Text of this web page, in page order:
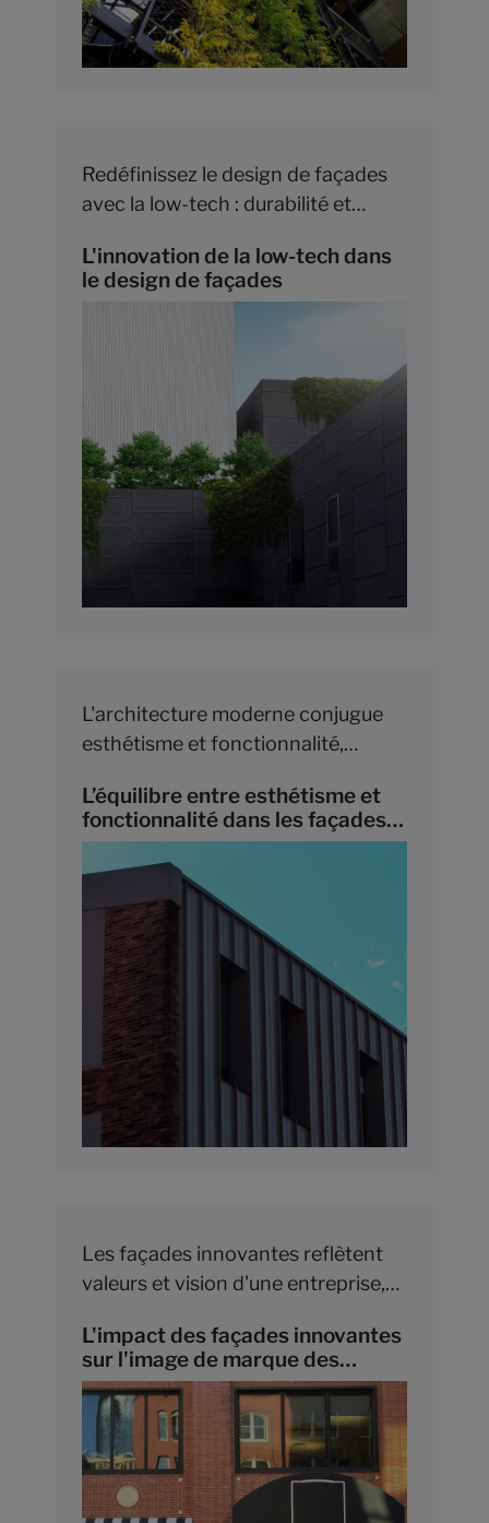
Redéfinissez le design de façades
avec la low-tech : durabilité et
bloc baie d'Acodi et Alupic.
L'innovation de la low-tech dans
le design de façades
L'architecture moderne conjugue
esthétisme et fonctionnalité,
solutions pratiques pour édifier des
espaces à la fois captivants et
confortables.
L’équilibre entre esthétisme et
fonctionnalité dans les façades
modernes
Les façades innovantes reflètent
valeurs et vision d'une entreprise,
l'esthétique, l'écologie et
l'expérience client unique.
L'impact des façades innovantes
sur l'image de marque des
entreprises